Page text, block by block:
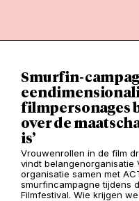
Smurfin-
filmpersonages
over de
is’
Vrouwenrollen in de film
vindt belangenorganisatie
organisatie samen met
smurfincampagne tijdens
Filmfestival. Wie krijgen